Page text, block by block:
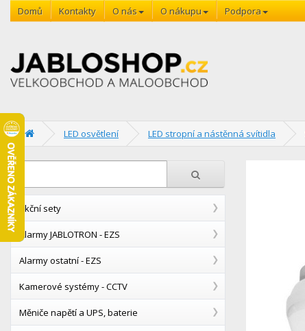
Domů Kontakty O nás O nákupu Podpora
LED osvětlení LED stropní a nástěnná svítidla
Akční sety
Alarmy JABLOTRON - EZS
Alarmy ostatní - EZS
Kamerové systémy - CCTV
Měniče napětí a UPS, baterie